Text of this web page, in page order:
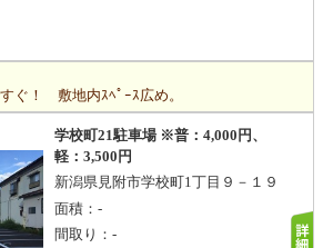
ぐ！ 敷地内ｽﾍﾟｰｽ広め。
学校町21駐車場 ※普：4,000円、
軽：3,500円
新潟県見附市学校町1丁目９－１９
面積： -
間取り： -